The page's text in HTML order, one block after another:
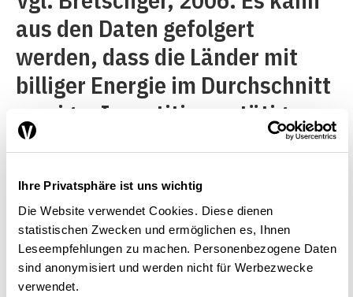
Ihre Privatsphäre ist uns wichtig
Die Website verwendet Cookies. Diese dienen
statistischen Zwecken und ermöglichen es, Ihnen
Leseempfehlungen zu machen. Personenbezogene Daten
sind anonymisiert und werden nicht für Werbezwecke
verwendet.
aus den Daten gefolgert
werden, dass die Länder mit
billiger Energie im Durchschnitt
weniger Investitionen tätigen,
was das Wachstum schwächt.
Prognosen für die Schweiz